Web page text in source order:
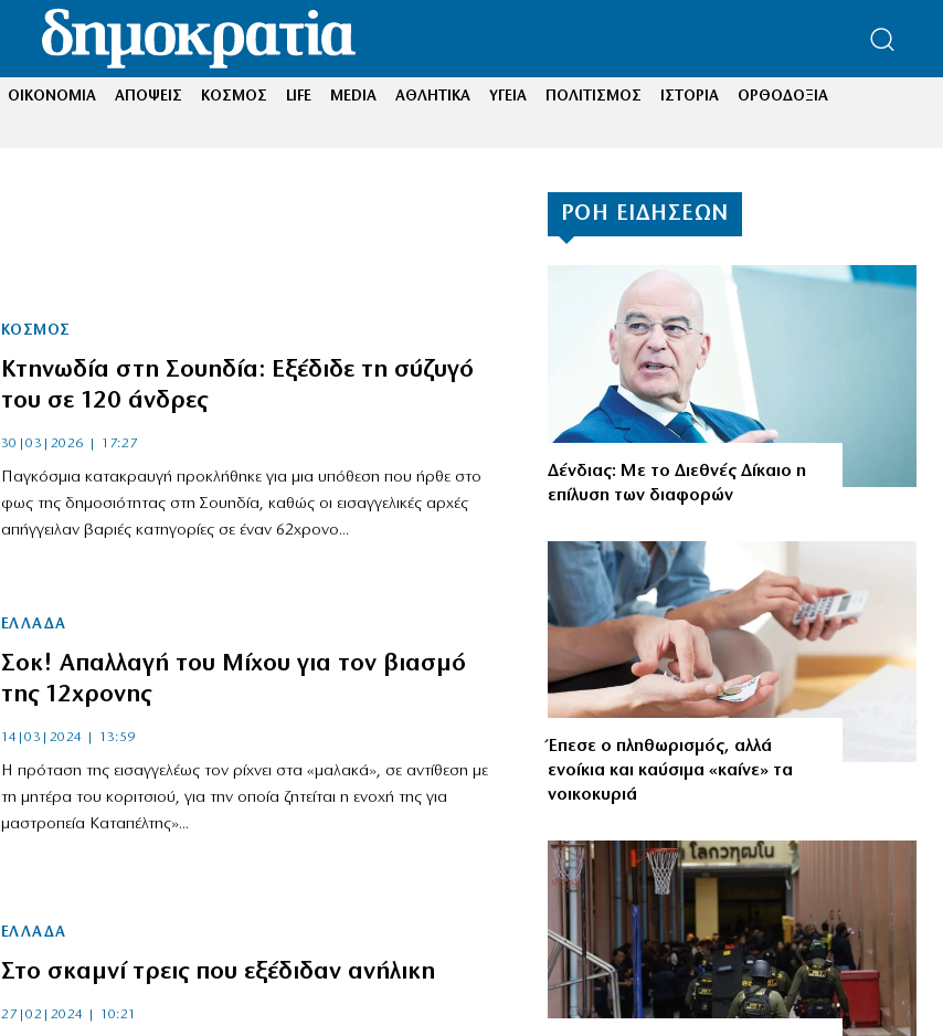
ΟΙΚΟΝΟΜΙΑ ΑΠΟΨΕΙΣ ΚΟΣΜΟΣ LIFE MEDIA ΑΘΛΗΤΙΚΑ ΥΓΕΙΑ ΠΟΛΙΤΙΣΜΟΣ ΙΣΤΟΡΙΑ
ΟΡΘΟΔΟΞΙΑ
ΚΟΣΜΟΣ
Κτηνωδία στη Σουηδία: Εξέδιδε τη σύζυγό
του σε 120 άνδρες
30|03|2026 | 17:27
Παγκόσμια κατακραυγή προκλήθηκε για μια υπόθεση που ήρθε στο
φως της δημοσιότητας στη Σουηδία, καθώς οι εισαγγελικές αρχές
απήγγειλαν βαριές κατηγορίες σε έναν 62χρονο...
ΕΛΛΑΔΑ
Σοκ! Απαλλαγή του Μίχου για τον βιασμό
της 12χρονης
14|03|2024 | 13:59
Η πρόταση της εισαγγελέως τον ρίχνει στα «μαλακά», σε αντίθεση με
τη μητέρα του κοριτσιού, για την οποία ζητείται η ενοχή της για
μαστροπεία Καταπέλτης»...
ΕΛΛΑΔΑ
Στο σκαμνί τρεις που εξέδιδαν ανήλικη
27|02|2024 | 10:21
ΡΟΗ ΕΙΔΗΣΕΩΝ
Δένδιας: Με το Διεθνές Δίκαιο η
επίλυση των διαφορών
Έπεσε ο πληθωρισμός, αλλά
ενοίκια και καύσιμα «καίνε» τα
νοικοκυριά